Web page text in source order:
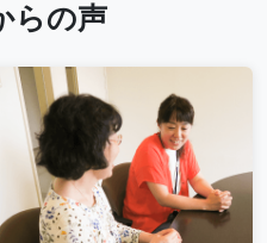
らの声